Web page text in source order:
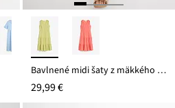
Bavlnené midi šaty z mäkkého mušelínu
29,99 €